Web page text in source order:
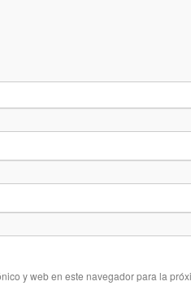
y web en este navegador para la